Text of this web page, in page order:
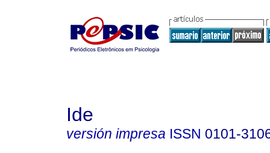
Ide
versión impresa ISSN 0101-